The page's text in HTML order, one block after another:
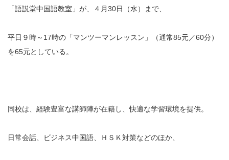
「語説堂中国語教室」が、 ４月30日（水）まで、
平日９時～17時の「マンツーマンレッスン」（通常85元／60分）
を65元としている。
同校は、経験豊富な講師陣が在籍し、快適な学習環境を提供。
日常会話、ビジネス中国語、ＨＳＫ対策などのほか、